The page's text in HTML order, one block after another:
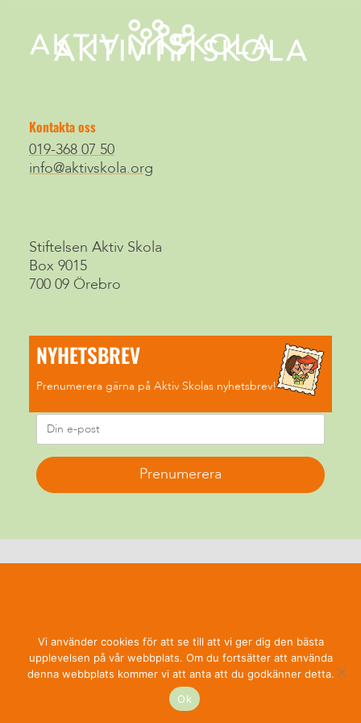
Kontakta oss
019-368 07 50
info@aktivskola.org
Stiftelsen Aktiv Skola
Box 9015
700 09 Örebro
NYHETSBREV
Prenumerera gärna på Aktiv Skolas nyhetsbrev!
Prenumerera
Vi använder cookies för att se till att vi ger dig den bästa
upplevelsen på vår webbplats. Om du fortsätter att använda
denna webbplats kommer vi att anta att du godkänner detta.
Ok